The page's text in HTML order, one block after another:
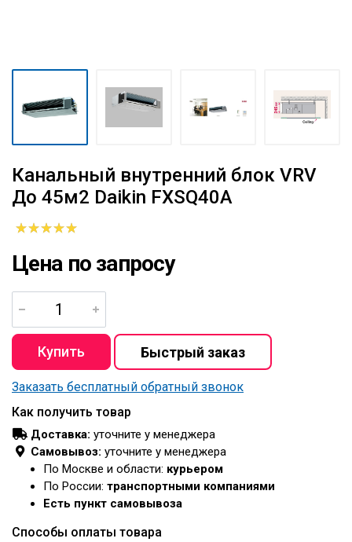
Канальный внутренний блок VRV
До 45м2 Daikin FXSQ40A
Цена по запросу
Заказать бесплатный обратный звонок
Как получить товар
Доставка: уточните у менеджера
Самовывоз: уточните у менеджера
По Москве и области: курьером
По России: транспортными компаниями
Есть пункт самовывоза
Способы оплаты товара